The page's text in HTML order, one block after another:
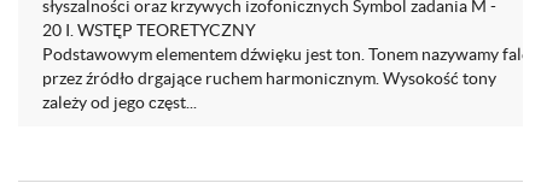
słyszalności oraz krzywych izofonicznych Symbol zadania M -
20 I. WSTĘP TEORETYCZNY
Podstawowym elementem dźwięku jest ton. Tonem nazywamy
przez źródło drgające ruchem harmonicznym. Wysokość tony
zależy od jego częst...